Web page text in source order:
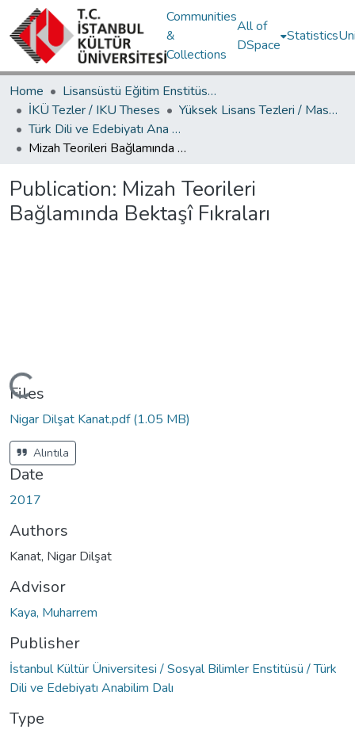
Communities
&
Collections
All of
DSpace
Statistics
Home
Lisansüstü Eğitim Enstitüsü / Postgraduate Education Institute
İKÜ Tezler / IKU Theses
Yüksek Lisans Tezleri / Master's Theses
Türk Dili ve Edebiyatı Ana Bilim Dalı / Department of Turkish Language and Literature
Mizah Teorileri Bağlamında Bektaşî Fıkraları
Publication: Mizah Teorileri
Bağlamında Bektaşî Fıkraları
Files
Nigar Dilşat Kanat.pdf(1.05 MB)
Alıntıla
Date
2017
Authors
Kanat, Nigar Dilşat
Advisor
Kaya, Muharrem
Publisher
İstanbul Kültür Üniversitesi / Sosyal Bilimler Enstitüsü / Türk
Dili ve Edebiyatı Anabilim Dalı
Type